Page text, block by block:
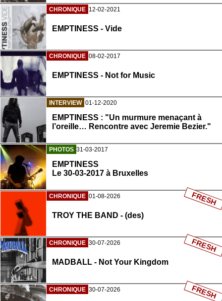
CHRONIQUE 12-02-2021
EMPTINESS - Vide
CHRONIQUE 08-02-2017
EMPTINESS - Not for Music
INTERVIEW 01-12-2020
EMPTINESS : "Un murmure menaçant à
l’oreille… Rencontre avec Jeremie Bezier."
PHOTOS 31-03-2017
EMPTINESS
Le 30-03-2017 à Bruxelles
CHRONIQUE 01-08-2026
TROY THE BAND - (des)
FRESH
CHRONIQUE 30-07-2026
MADBALL - Not Your Kingdom
FRESH
CHRONIQUE 30-07-2026 FRESH